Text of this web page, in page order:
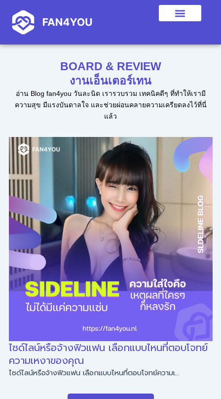
content
BOARD & REVIEW
งานเอ็นเตอร์เทน
อ่าน Blog fan4you วันละนิด เรารวบรวม เทคนิคดีๆ ที่ทำให้เรามี
ความสุข มีแรงบันดาลใจ และช่วยผ่อนคลายความเครียดลงไว้ที่นี่
แล้ว
ไซด์ไลน์หรือจ้างฟิวแฟน เลือกแบบไหนที่ตอบโจทย์
ความเหงาของคุณ
ไซด์ไลน์หรือจ้างฟิวแฟน เลือกแบบไหนที่ตอบโจทย์ความเ...